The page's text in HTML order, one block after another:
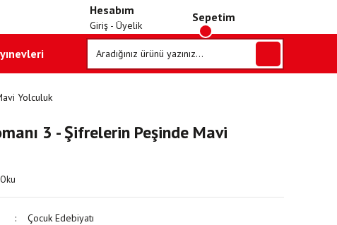
Hesabım
Giriş - Üyelik
Sepetim
Yolculuk
3 - Şifrelerin Peşinde Mavi
Çocuk Edebiyatı